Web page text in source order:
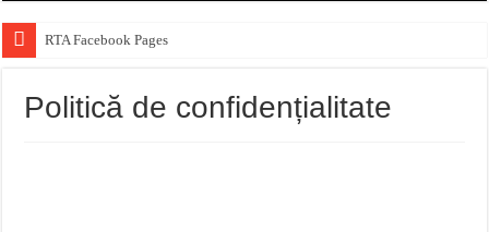
RTA Facebook Pages
Politică de confidențialitate